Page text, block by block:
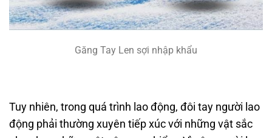
Găng Tay Len sợi nhập khẩu
Tuy nhiên, trong quá trình lao động, đôi tay người lao
động phải thường xuyên tiếp xúc với những vật sắc